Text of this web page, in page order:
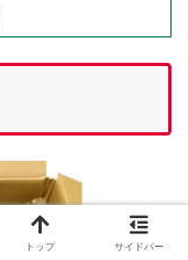
トップ サイドバー